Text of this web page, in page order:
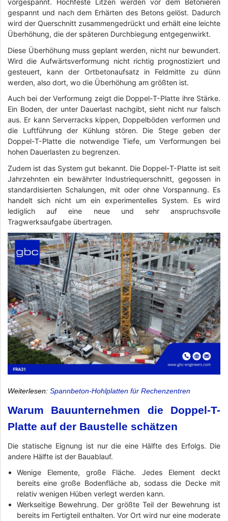
vorgespannt. Hochfeste Litzen werden vor dem Betonieren
gespannt und nach dem Erhärten des Betons gelöst. Dadurch
wird der Querschnitt zusammengedrückt und erhält eine leichte
Überhöhung, die der späteren Durchbiegung entgegenwirkt.
Diese Überhöhung muss geplant werden, nicht nur bewundert.
Wird die Aufwärtsverformung nicht richtig prognostiziert und
gesteuert, kann der Ortbetonaufsatz in Feldmitte zu dünn
werden, also dort, wo die Überhöhung am größten ist.
Auch bei der Verformung zeigt die Doppel-T-Platte ihre Stärke.
Ein Boden, der unter Dauerlast nachgibt, sieht nicht nur falsch
aus. Er kann Serverracks kippen, Doppelböden verformen und
die Luftführung der Kühlung stören. Die Stege geben der
Doppel-T-Platte die notwendige Tiefe, um Verformungen bei
hohen Dauerlasten zu begrenzen.
Zudem ist das System gut bekannt. Die Doppel-T-Platte ist seit
Jahrzehnten ein bewährter Industriequerschnitt, gegossen in
standardisierten Schalungen, mit oder ohne Vorspannung. Es
handelt sich nicht um ein experimentelles System. Es wird
lediglich auf eine neue und sehr anspruchsvolle
Tragwerksaufgabe übertragen.
Weiterlesen: Spannbeton-Hohlplatten für Rechenzentren
Warum Bauunternehmen die Doppel-T-
Platte auf der Baustelle schätzen
Die statische Eignung ist nur die eine Hälfte des Erfolgs. Die
andere Hälfte ist der Bauablauf.
Wenige Elemente, große Fläche. Jedes Element deckt
bereits eine große Bodenfläche ab, sodass die Decke mit
relativ wenigen Hüben verlegt werden kann.
Werkseitige Bewehrung. Der größte Teil der Bewehrung ist
bereits im Fertigteil enthalten. Vor Ort wird nur eine moderate